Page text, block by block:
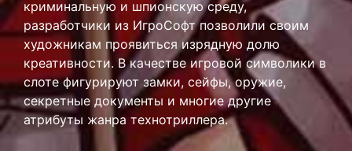
криминальную и шпионскую среду,
разработчики из ИгроСофт позволили своим
художникам проявиться изрядную долю
креативности. В качестве игровой символики в
слоте фигурируют замки, сейфы, оружие,
секретные документы и многие другие
атрибуты жанра технотриллера.